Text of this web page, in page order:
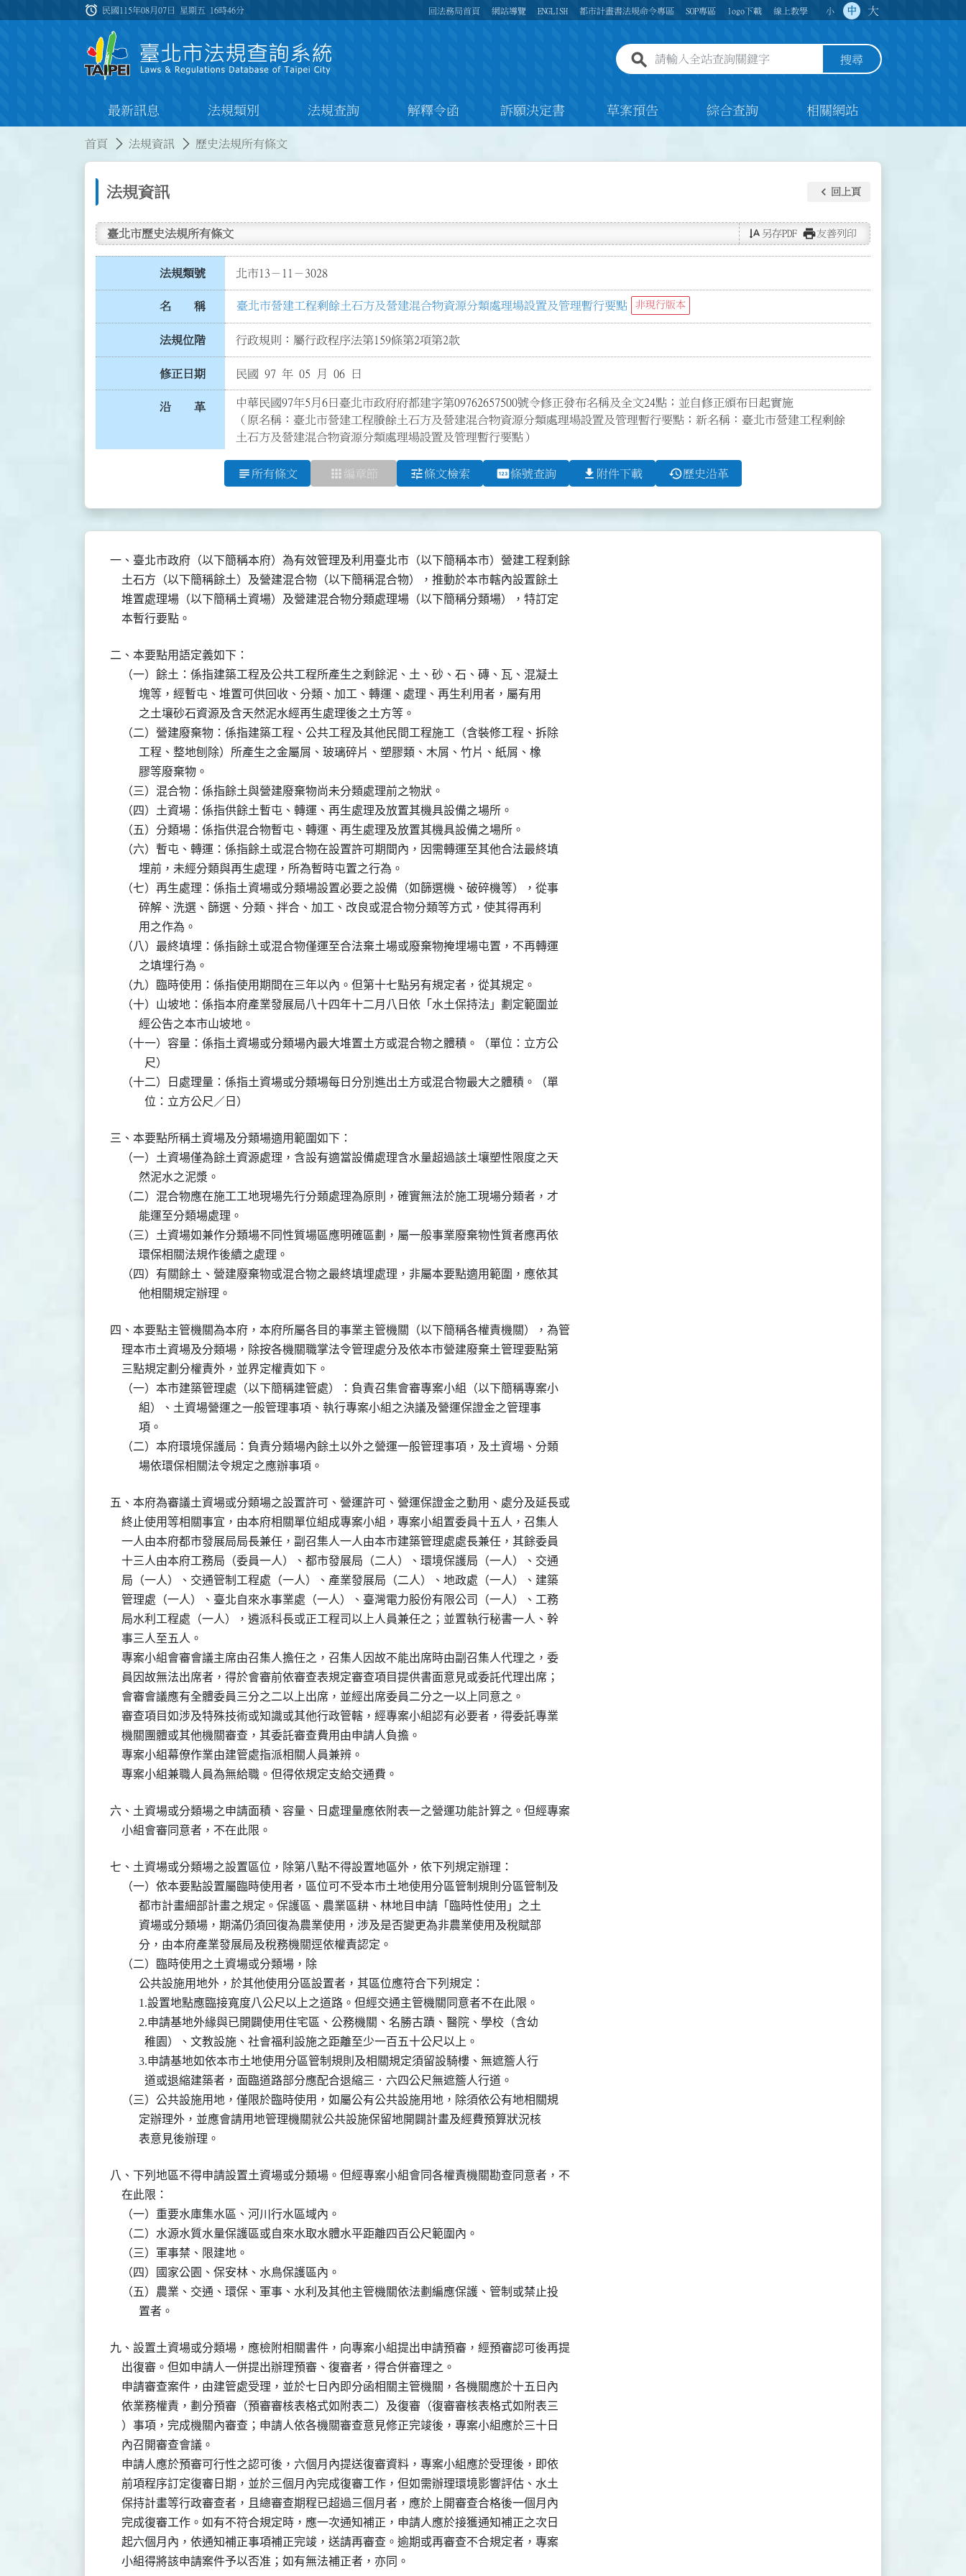
:::
alarm 民國115年08月07日 星期五 16時46分 回法務局首頁 網站導覽 ENGLISH 都市計畫書法規命令專區 SOP專區 logo下載 線上教學 小 中 大
全站查詢關鍵字欄位 搜尋
最新訊息 法規類別 法規查詢 解釋令函 訴願決定書 草案預告 綜合查詢 相關網站
首頁 法規資訊 歷史法規所有條文
法規資訊 keyboard_arrow_left 回上頁
臺北市歷史法規所有條文 text_rotate_vertical 另存PDF print友善列印
法規類號 北市13－11－3028
名 稱 臺北市營建工程剩餘土石方及營建混合物資源分類處理場設置及管理暫行要點 非現行版本
法規位階 行政規則：屬行政程序法第159條第2項第2款
修正日期 民國 97 年 05 月 06 日
沿 革
中華民國97年5月6日臺北市政府府都建字第09762657500號令修正發布名稱及全文24點；並自修正頒布日起實施
（原名稱：臺北市營建工程賸餘土石方及營建混合物資源分類處理場設置及管理暫行要點；新名稱：臺北市營建工程剩餘
土石方及營建混合物資源分類處理場設置及管理暫行要點）
subject 所有條文 apps 編章節 tune條文檢索 pin條號查詢 file_download 附件下載 history歷史沿革
一、臺北市政府（以下簡稱本府）為有效管理及利用臺北市（以下簡稱本市）營建工程剩餘
    土石方（以下簡稱餘土）及營建混合物（以下簡稱混合物），推動於本市轄內設置餘土
    堆置處理場（以下簡稱土資場）及營建混合物分類處理場（以下簡稱分類場），特訂定
    本暫行要點。
二、本要點用語定義如下：
    （一）餘土：係指建築工程及公共工程所產生之剩餘泥、土、砂、石、磚、瓦、混凝土
          塊等，經暫屯、堆置可供回收、分類、加工、轉運、處理、再生利用者，屬有用
          之土壤砂石資源及含天然泥水經再生處理後之土方等。
    （二）營建廢棄物：係指建築工程、公共工程及其他民間工程施工（含裝修工程、拆除
          工程、整地刨除）所產生之金屬屑、玻璃碎片、塑膠類、木屑、竹片、紙屑、橡
          膠等廢棄物。
    （三）混合物：係指餘土與營建廢棄物尚未分類處理前之物狀。
    （四）土資場：係指供餘土暫屯、轉運、再生處理及放置其機具設備之場所。
    （五）分類場：係指供混合物暫屯、轉運、再生處理及放置其機具設備之場所。
    （六）暫屯、轉運：係指餘土或混合物在設置許可期間內，因需轉運至其他合法最終填
          埋前，未經分類與再生處理，所為暫時屯置之行為。
    （七）再生處理：係指土資場或分類場設置必要之設備（如篩選機、破碎機等），從事
          碎解、洗選、篩選、分類、拌合、加工、改良或混合物分類等方式，使其得再利
          用之作為。
    （八）最終填埋：係指餘土或混合物僅運至合法棄土場或廢棄物掩埋場屯置，不再轉運
          之填埋行為。
    （九）臨時使用：係指使用期間在三年以內。但第十七點另有規定者，從其規定。
    （十）山坡地：係指本府產業發展局八十四年十二月八日依「水土保持法」劃定範圍並
          經公告之本市山坡地。
    （十一）容量：係指土資場或分類場內最大堆置土方或混合物之體積。（單位：立方公
            尺）
    （十二）日處理量：係指土資場或分類場每日分別進出土方或混合物最大之體積。（單
            位：立方公尺／日）
三、本要點所稱土資場及分類場適用範圍如下：
    （一）土資場僅為餘土資源處理，含設有適當設備處理含水量超過該土壤塑性限度之天
          然泥水之泥漿。
    （二）混合物應在施工工地現場先行分類處理為原則，確實無法於施工現場分類者，才
          能運至分類場處理。
    （三）土資場如兼作分類場不同性質場區應明確區劃，屬一般事業廢棄物性質者應再依
          環保相關法規作後續之處理。
    （四）有關餘土、營建廢棄物或混合物之最終填埋處理，非屬本要點適用範圍，應依其
          他相關規定辦理。
四、本要點主管機關為本府，本府所屬各目的事業主管機關（以下簡稱各權責機關），為管
    理本市土資場及分類場，除按各機關職掌法令管理處分及依本市營建廢棄土管理要點第
    三點規定劃分權責外，並界定權責如下。
    （一）本市建築管理處（以下簡稱建管處）：負責召集會審專案小組（以下簡稱專案小
          組）、土資場營運之一般管理事項、執行專案小組之決議及營運保證金之管理事
          項。
    （二）本府環境保護局：負責分類場內餘土以外之營運一般管理事項，及土資場、分類
          場依環保相關法令規定之應辦事項。
五、本府為審議土資場或分類場之設置許可、營運許可、營運保證金之動用、處分及延長或
    終止使用等相關事宜，由本府相關單位組成專案小組，專案小組置委員十五人，召集人
    一人由本府都市發展局局長兼任，副召集人一人由本市建築管理處處長兼任，其餘委員
    十三人由本府工務局（委員一人）、都市發展局（二人）、環境保護局（一人）、交通
    局（一人）、交通管制工程處（一人）、產業發展局（二人）、地政處（一人）、建築
    管理處（一人）、臺北自來水事業處（一人）、臺灣電力股份有限公司（一人）、工務
    局水利工程處（一人），遴派科長或正工程司以上人員兼任之；並置執行秘書一人、幹
    事三人至五人。
    專案小組會審會議主席由召集人擔任之，召集人因故不能出席時由副召集人代理之，委
    員因故無法出席者，得於會審前依審查表規定審查項目提供書面意見或委託代理出席；
    會審會議應有全體委員三分之二以上出席，並經出席委員二分之一以上同意之。
    審查項目如涉及特殊技術或知識或其他行政管轄，經專案小組認有必要者，得委託專業
    機關團體或其他機關審查，其委託審查費用由申請人負擔。
    專案小組幕僚作業由建管處指派相關人員兼辨。
    專案小組兼職人員為無給職。但得依規定支給交通費。
六、土資場或分類場之申請面積、容量、日處理量應依附表一之營運功能計算之。但經專案
    小組會審同意者，不在此限。
七、土資場或分類場之設置區位，除第八點不得設置地區外，依下列規定辦理：
    （一）依本要點設置屬臨時使用者，區位可不受本市土地使用分區管制規則分區管制及
          都市計畫細部計畫之規定。保護區、農業區耕、林地目申請「臨時性使用」之土
          資場或分類場，期滿仍須回復為農業使用，涉及是否變更為非農業使用及稅賦部
          分，由本府產業發展局及稅務機關逕依權責認定。
    （二）臨時使用之土資場或分類場，除
          公共設施用地外，於其他使用分區設置者，其區位應符合下列規定：
          1.設置地點應臨接寬度八公尺以上之道路。但經交通主管機關同意者不在此限。
          2.申請基地外緣與已開闢使用住宅區、公務機關、名勝古蹟、醫院、學校（含幼
            稚園）、文教設施、社會福利設施之距離至少一百五十公尺以上。
          3.申請基地如依本市土地使用分區管制規則及相關規定須留設騎樓、無遮簷人行
            道或退縮建築者，面臨道路部分應配合退縮三．六四公尺無遮簷人行道。
    （三）公共設施用地，僅限於臨時使用，如屬公有公共設施用地，除須依公有地相關規
          定辦理外，並應會請用地管理機關就公共設施保留地開闢計畫及經費預算狀況核
          表意見後辦理。
八、下列地區不得申請設置土資場或分類場。但經專案小組會同各權責機關勘查同意者，不
    在此限：
    （一）重要水庫集水區、河川行水區域內。
    （二）水源水質水量保護區或自來水取水體水平距離四百公尺範圍內。
    （三）軍事禁、限建地。
    （四）國家公園、保安林、水鳥保護區內。
    （五）農業、交通、環保、軍事、水利及其他主管機關依法劃編應保護、管制或禁止投
          置者。
九、設置土資場或分類場，應檢附相關書件，向專案小組提出申請預審，經預審認可後再提
    出復審。但如申請人一併提出辦理預審、復審者，得合併審理之。
    申請審查案件，由建管處受理，並於七日內即分函相關主管機關，各機關應於十五日內
    依業務權責，劃分預審（預審審核表格式如附表二）及復審（復審審核表格式如附表三
    ）事項，完成機關內審查；申請人依各機關審查意見修正完竣後，專案小組應於三十日
    內召開審查會議。
    申請人應於預審可行性之認可後，六個月內提送復審資料，專案小組應於受理後，即依
    前項程序訂定復審日期，並於三個月內完成復審工作，但如需辦理環境影響評估、水土
    保持計畫等行政審查者，且總審查期程已超過三個月者，應於上開審查合格後一個月內
    完成復審工作。如有不符合規定時，應一次通知補正，申請人應於接獲通知補正之次日
    起六個月內，依通知補正事項補正完竣，送請再審查。逾期或再審查不合規定者，專案
    小組得將該申請案件予以否准；如有無法補正者，亦同。